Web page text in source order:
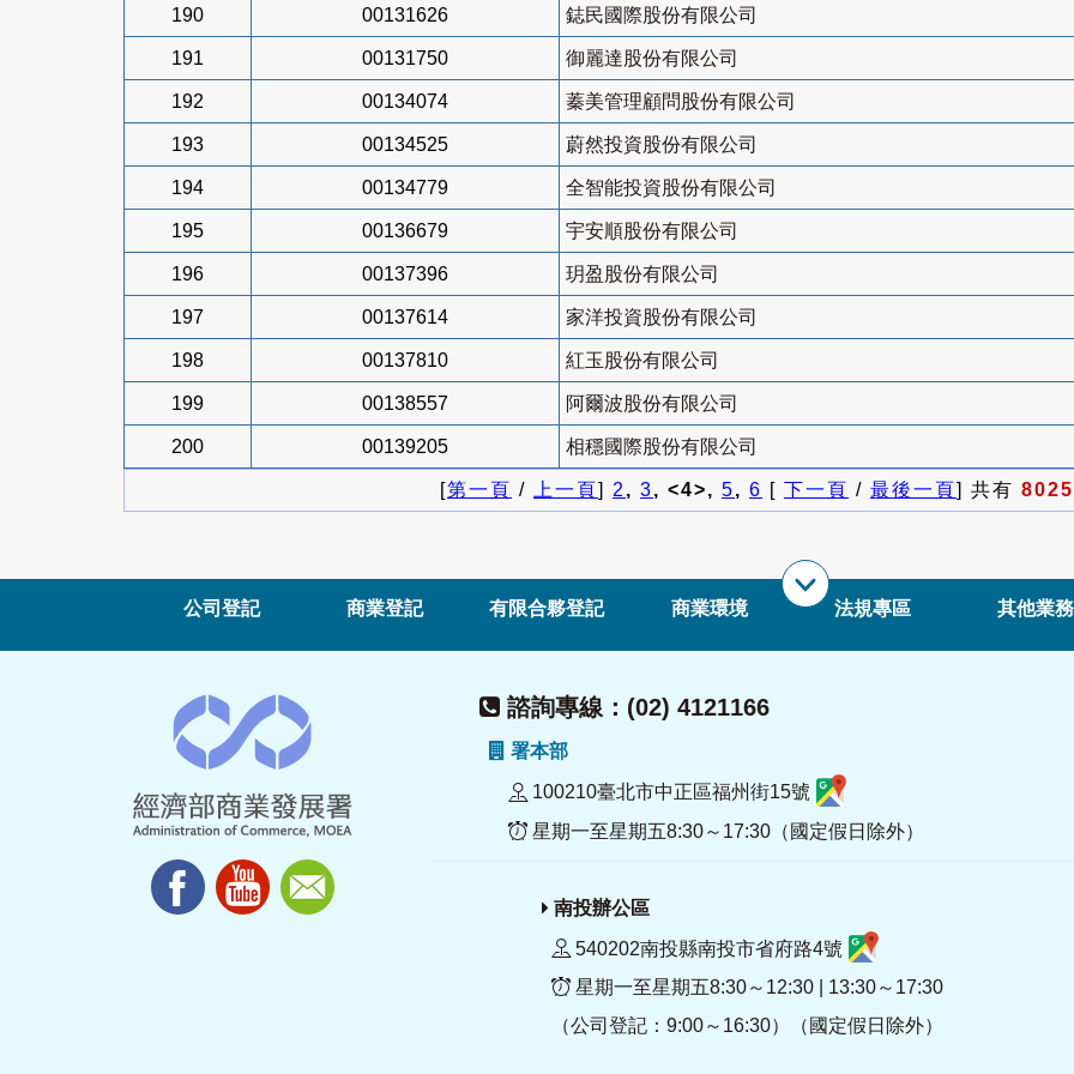
190 00131626 鋕民國際股份有限公司
191 00131750 御麗達股份有限公司
192 00134074 蓁美管理顧問股份有限公司
193 00134525 蔚然投資股份有限公司
194 00134779 全智能投資股份有限公司
195 00136679 宇安順股份有限公司
196 00137396 玥盈股份有限公司
197 00137614 家洋投資股份有限公司
198 00137810 紅玉股份有限公司
199 00138557 阿爾波股份有限公司
200 00139205 相穩國際股份有限公司
[第一頁 / 上一頁] 2, 3, <4>, 5, 6 [ 下一頁 / 最後一頁] 共有 8025
公司登記 商業登記 有限合夥登記 商業環境 法規專區 其他業務
諮詢專線：(02) 4121166
署本部
100210臺北市中正區福州街15號
星期一至星期五8:30～17:30（國定假日除外）
南投辦公區
540202南投縣南投市省府路4號
星期一至星期五8:30～12:30 | 13:30～17:30
（公司登記：9:00～16:30）（國定假日除外）